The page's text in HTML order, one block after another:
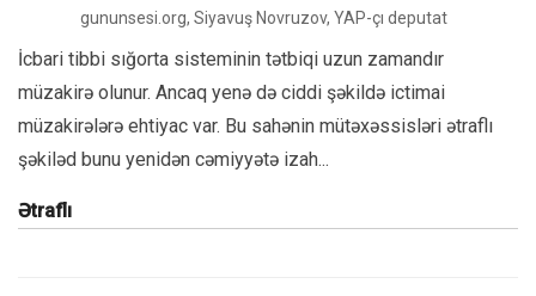
gununsesi.org, Siyavuş Novruzov, YAP-çı deputat
İcbari tibbi sığorta sisteminin tətbiqi uzun zamandır
müzakirə olunur. Ancaq yenə də ciddi şəkildə ictimai
müzakirələrə ehtiyac var. Bu sahənin mütəxəssisləri ətraflı
şəkiləd bunu yenidən cəmiyyətə izah...
Ətraflı